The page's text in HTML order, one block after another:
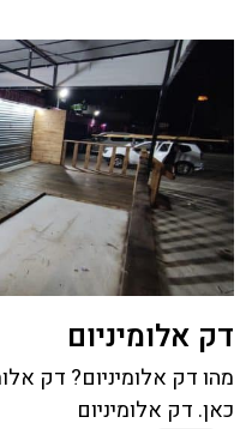
דק אלומיניום
מהו דק אלומיניום? דק
כאן. דק אלומיניום